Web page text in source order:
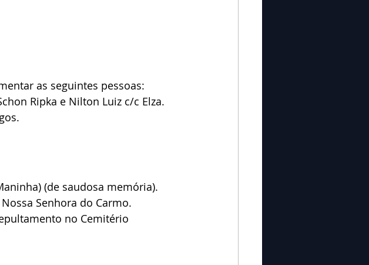
as seguintes pessoas:
Ripka e Nilton Luiz c/c Elza.
(de saudosa memória).
Senhora do Carmo.
no Cemitério